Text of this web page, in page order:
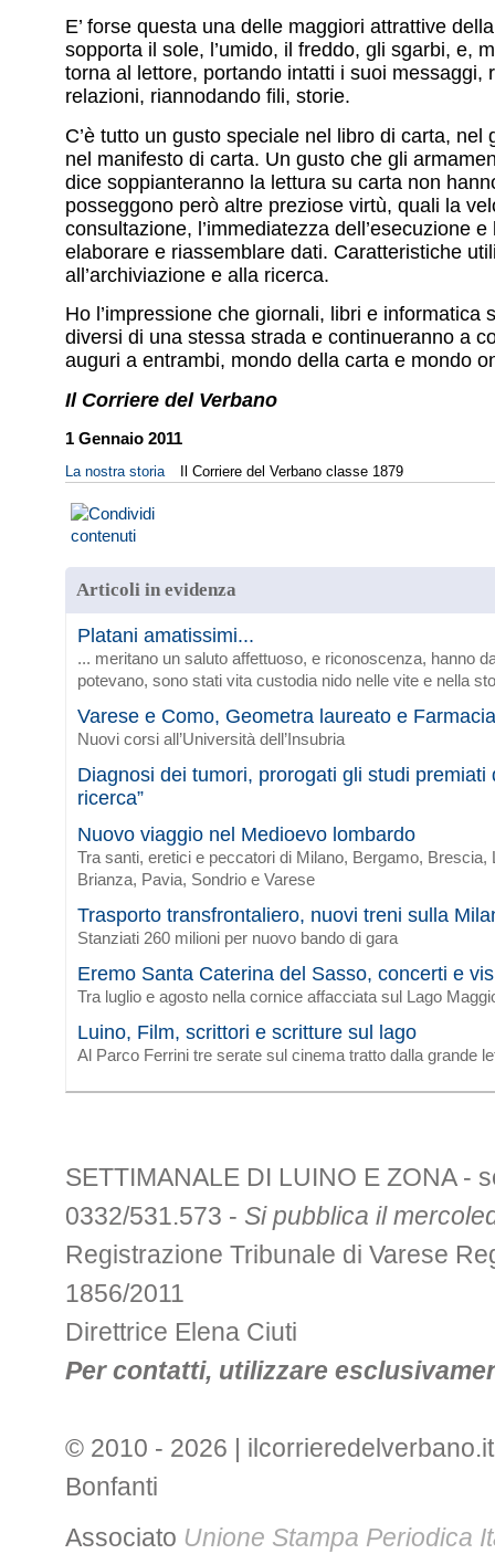
E’ forse questa una delle maggiori attrattive
sopporta il sole, l’umido, il freddo, gli sgarbi, e,
torna al lettore, portando intatti i suoi messaggi,
relazioni, riannodando fili, storie.
C’è tutto un gusto speciale nel libro di carta, nel
nel manifesto di carta. Un gusto che gli
dice soppianteranno la lettura su carta non
posseggono però altre preziose virtù, quali la
consultazione, l’immediatezza dell’esecuzione
elaborare e riassemblare dati. Caratteristiche
all’archiviazione e alla ricerca.
Ho l’impressione che giornali, libri e informatica
diversi di una stessa strada e continueranno a
auguri a entrambi, mondo della carta e mondo
Il Corriere del Verbano
1 Gennaio 2011
La nostra storia Il Corriere del Verbano classe 1879
Articoli in evidenza
Platani amatissimi...
... meritano un saluto affettuoso, e riconoscenza, hanno
potevano, sono stati vita custodia nido nelle vite e nella
Varese e Como, Geometra laureato e Farmacia
Nuovi corsi all’Università dell’Insubria
Diagnosi dei tumori, prorogati gli studi premiati
ricerca”
Nuovo viaggio nel Medioevo lombardo
Tra santi, eretici e peccatori di Milano, Bergamo, Brescia,
Brianza, Pavia, Sondrio e Varese
Trasporto transfrontaliero, nuovi treni sulla
Stanziati 260 milioni per nuovo bando di gara
Eremo Santa Caterina del Sasso, concerti e
Tra luglio e agosto nella cornice affacciata sul Lago
Luino, Film, scrittori e scritture sul lago
Al Parco Ferrini tre serate sul cinema tratto dalla grande
SETTIMANALE DI LUINO E ZONA -
0332/531.573 - Si pubblica il
Registrazione Tribunale di Varese
1856/2011
Direttrice Elena Ciuti
Per contatti, utilizzare
© 2010 - 2026 |
Bonfanti
Associato Unione Stampa Periodica